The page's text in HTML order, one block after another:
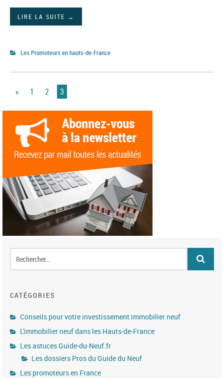
LIRE LA SUITE →
Les Promoteurs en hauts-de-France
« 1 2 3
CATÉGORIES
Conseils pour votre investissement immobilier neuf
L'immobilier neuf dans les Hauts-de-France
Les astuces Guide-du-Neuf.fr
Les dossiers Pros du Guide du Neuf
Les promoteurs en France